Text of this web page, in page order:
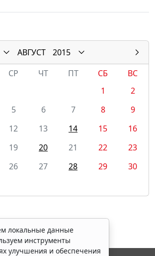
АВГУСТ
2015
СР ЧТ ПТ СБ
ВС
1
2
5 6 7 8
9
12 13 14 15
16
19 20 21 22
23
26 27 28 29
30
локальные данные
инструменты
улучшения и обеспечения